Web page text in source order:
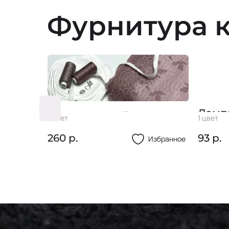
Фурнитура
потайная 80см Кружево стрейч
260 р.